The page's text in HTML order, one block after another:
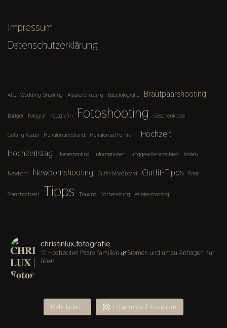
Impressum
Datenschutzerklärung
After-Wedding-Shooting Alpaka-Shooting Babyfotografie Brautpaarshooting
Budget Fotograf Fotografin Fotoshooting Geschenkidee
Getting Ready Heiraten am Strand Heiraten auf Fehmarn
Hochzeit
Hochzeitstag
Homeshooting Informationen Junggesellenabschied Kosten
Newborn Newbornshooting Outfit-Moodboard Outfit-Tipps Preis
Standhochzeit Tipps Trauung Vorbereitung Wintershooting
christinlux.fotografie
♡ Hochzeiten Paare Familien 🌿Bremen und umzu Anfragen nur
über:
Mehr laden… Folge mir auf Instagram